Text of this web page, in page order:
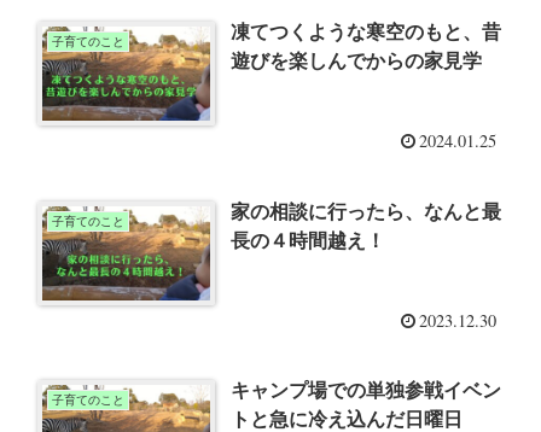
子育てのこと
凍てつくような寒空のもと、昔
遊びを楽しんでからの家見学
2024.01.25
子育てのこと
家の相談に行ったら、なんと最
長の４時間越え！
2023.12.30
子育てのこと
キャンプ場での単独参戦イベン
トと急に冷え込んだ日曜日